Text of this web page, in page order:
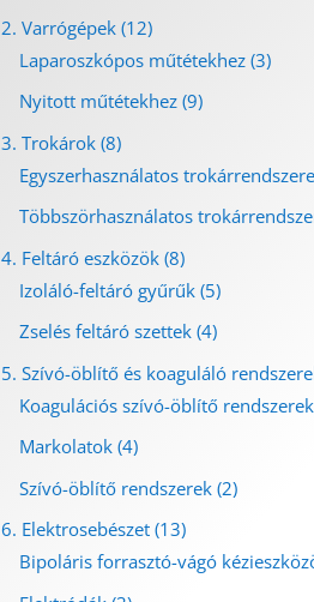
2. Varrógépek (12)
Laparoszkópos műtétekhez (3)
Nyitott műtétekhez (9)
3. Trokárok (8)
Egyszerhasználatos
Többszörhasználatos
4. Feltáró eszközök (8)
Izoláló-feltáró gyűrűk (5)
Zselés feltáró szettek (4)
5. Szívó-öblítő és koaguláló
Koagulációs szívó-öblítő rendszerek
Markolatok (4)
Szívó-öblítő rendszerek (2)
6. Elektrosebészet (13)
Bipoláris forrasztó-vágó